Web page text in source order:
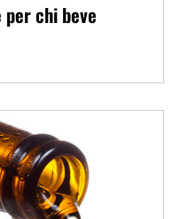
chi beve